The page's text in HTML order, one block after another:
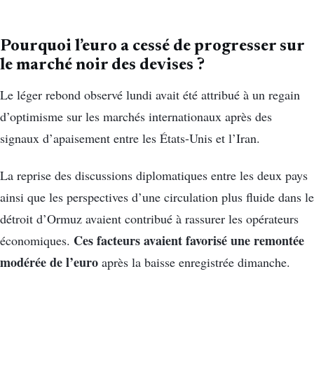
Pourquoi l’euro a cessé de progresser sur
le marché noir des devises ?
Le léger rebond observé lundi avait été attribué à un regain
d’optimisme sur les marchés internationaux après des
signaux d’apaisement entre les États-Unis et l’Iran.
La reprise des discussions diplomatiques entre les deux pays
ainsi que les perspectives d’une circulation plus fluide dans le
détroit d’Ormuz avaient contribué à rassurer les opérateurs
économiques. Ces facteurs avaient favorisé une remontée
modérée de l’euro après la baisse enregistrée dimanche.